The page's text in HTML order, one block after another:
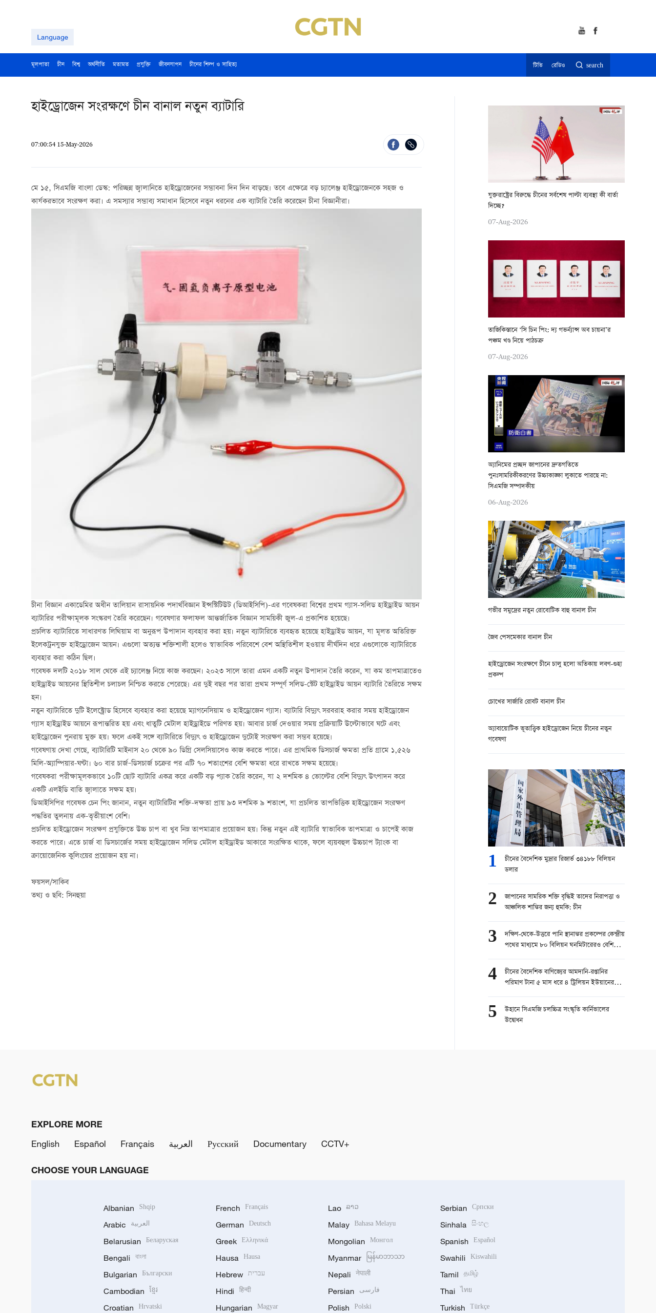
Language
মূলপাতা চীন বিশ্ব অর্থনীতি মতামত প্রযুক্তি জীবনযাপন চীনের শিল্প ও সাহিত্য টিভি রেডিও search
হাইড্রোজেন সংরক্ষণে চীন বানাল নতুন ব্যাটারি
07:00:54 15-May-2026
মে ১৫, সিএমজি বাংলা ডেস্ক: পরিচ্ছন্ন জ্বালানিতে হাইড্রোজেনের সম্ভাবনা দিন দিন বাড়ছে। তবে এক্ষেত্রে বড় চ্যালেঞ্জ হাইড্রোজেনকে সহজ ও
কার্যকরভাবে সংরক্ষণ করা। এ সমস্যার সম্ভাব্য সমাধান হিসেবে নতুন ধরনের এক ব্যাটারি তৈরি করেছেন চীনা বিজ্ঞানীরা।
চীনা বিজ্ঞান একাডেমির অধীন তালিয়ান রাসায়নিক পদার্থবিজ্ঞান ইন্সস্টিটিউট (ডিআইসিপি)-এর গবেষকরা বিশ্বের প্রথম গ্যাস-সলিড হাইড্রাইড আয়ন
ব্যাটারির পরীক্ষামূলক সংস্করণ তৈরি করেছেন। গবেষণার ফলাফল আন্তর্জাতিক বিজ্ঞান সাময়িকী জুল-এ প্রকাশিত হয়েছে।
প্রচলিত ব্যাটারিতে সাধারণত লিথিয়াম বা অনুরূপ উপাদান ব্যবহার করা হয়। নতুন ব্যাটারিতে ব্যবহৃত হয়েছে হাইড্রাইড আয়ন, যা মূলত অতিরিক্ত
ইলেকট্রনযুক্ত হাইড্রোজেন আয়ন। এগুলো অত্যন্ত শক্তিশালী হলেও স্বাভাবিক পরিবেশে বেশ অস্থিতিশীল হওয়ায় দীর্ঘদিন ধরে এগুলোকে ব্যাটারিতে
ব্যবহার করা কঠিন ছিল।
গবেষক দলটি ২০১৮ সাল থেকে এই চ্যালেঞ্জ নিয়ে কাজ করছেন। ২০২৩ সালে তারা এমন একটি নতুন উপাদান তৈরি করেন, যা কম তাপমাত্রাতেও
হাইড্রাইড আয়নের স্থিতিশীল চলাচল নিশ্চিত করতে পেরেছে। এর দুই বছর পর তারা প্রথম সম্পূর্ণ সলিড-স্টেট হাইড্রাইড আয়ন ব্যাটারি তৈরিতে সক্ষম
হন।
নতুন ব্যাটারিতে দুটি ইলেক্ট্রোড হিসেবে ব্যবহার করা হয়েছে ম্যাগনেসিয়াম ও হাইড্রোজেন গ্যাস। ব্যাটারি বিদ্যুৎ সরবরাহ করার সময় হাইড্রোজেন
গ্যাস হাইড্রাইড আয়নে রূপান্তরিত হয় এবং ধাতুটি মেটাল হাইড্রাইডে পরিণত হয়। আবার চার্জ দেওয়ার সময় প্রক্রিয়াটি উল্টোভাবে ঘটে এবং
হাইড্রোজেন পুনরায় মুক্ত হয়। ফলে একই সঙ্গে ব্যাটারিতে বিদ্যুৎ ও হাইড্রোজেন দুটোই সংরক্ষণ করা সম্ভব হয়েছে।
গবেষণায় দেখা গেছে, ব্যাটারিটি মাইনাস ২০ থেকে ৯০ ডিগ্রি সেলসিয়াসেও কাজ করতে পারে। এর প্রাথমিক ডিসচার্জ ক্ষমতা প্রতি গ্রামে ১,৫২৬
মিলি-অ্যাম্পিয়ার-ঘণ্টা। ৬০ বার চার্জ–ডিসচার্জ চক্রের পর এটি ৭০ শতাংশের বেশি ক্ষমতা ধরে রাখতে সক্ষম হয়েছে।
গবেষকরা পরীক্ষামূলকভাবে ১০টি ছোট ব্যাটারি একত্র করে একটি বড় প্যাক তৈরি করেন, যা ২ দশমিক ৪ ভোল্টের বেশি বিদ্যুৎ উৎপাদন করে
একটি এলইডি বাতি জ্বালাতে সক্ষম হয়।
ডিআইসিপির গবেষক চেন পিং জানান, নতুন ব্যাটারিটির শক্তি-দক্ষতা প্রায় ৯৩ দশমিক ৯ শতাংশ, যা প্রচলিত তাপভিত্তিক হাইড্রোজেন সংরক্ষণ
পদ্ধতির তুলনায় এক-তৃতীয়াংশ বেশি।
প্রচলিত হাইড্রোজেন সংরক্ষণ প্রযুক্তিতে উচ্চ চাপ বা খুব নিম্ন তাপমাত্রার প্রয়োজন হয়। কিন্তু নতুন এই ব্যাটারি স্বাভাবিক তাপমাত্রা ও চাপেই কাজ
করতে পারে। এতে চার্জ বা ডিসচার্জের সময় হাইড্রোজেন সলিড মেটাল হাইড্রাইড আকারে সংরক্ষিত থাকে, ফলে ব্যয়বহুল উচ্চচাপ ট্যাংক বা
ক্রায়োজেনিক কুলিংয়ের প্রয়োজন হয় না।
ফয়সল/সাকিব
তথ্য ও ছবি: সিনহুয়া
যুক্তরাষ্ট্রের বিরুদ্ধে চীনের সর্বশেষ পাল্টা ব্যবস্থা কী বার্তা
দিচ্ছে?
07-Aug-2026
তাজিকিস্তানে ‘সি চিন পিং: দ্য গভর্ন্যান্স অব চায়না’র
পঞ্চম খণ্ড নিয়ে পাঠচক্র
07-Aug-2026
অ্যানিমের প্রচ্ছদ জাপানের দ্রুতগতিতে
পুনঃসামরিকীকরণের উচ্চাকাঙ্ক্ষা লুকাতে পারছে না:
সিএমজি সম্পাদকীয়
06-Aug-2026
গভীর সমুদ্রের নতুন রোবোটিক বাহু বানাল চীন
জৈব পেসমেকার বানাল চীন
হাইড্রোজেন সংরক্ষণে চীনে চালু হলো অতিকায় লবণ-গুহা
প্রকল্প
চোখের সার্জারি রোবট বানাল চীন
অ্যাবায়োটিক ভূতাত্ত্বিক হাইড্রোজেন নিয়ে চীনের নতুন
গবেষণা
1
চীনের বৈদেশিক মুদ্রার রিজার্ভ ৩৪১৮৮ বিলিয়ন
ডলার
2
জাপানের সামরিক শক্তি বৃদ্ধিই তাদের নিরাপত্তা ও
আঞ্চলিক শান্তির জন্য হুমকি: চীন
3
দক্ষিণ-থেকে-উত্তরে পানি স্থানান্তর প্রকল্পের কেন্দ্রীয়
পথের মাধ্যমে ৮০ বিলিয়ন ঘনমিটারেরও বেশি
4
চীনের বৈদেশিক বাণিজ্যের আমদানি-রপ্তানির
পরিমাণ টানা ৫ মাস ধরে ৪ ট্রিলিয়ন ইউয়ানের
5
উহানে সিএমজি চলচ্চিত্র সংস্কৃতি কার্নিভালের
উদ্বোধন
EXPLORE MORE
English
Español Français العربية Русский Documentary CCTV+
CHOOSE YOUR LANGUAGE
Albanian Shqip
Arabic العربية
Belarusian Беларуская
Bengali বাংলা
Bulgarian Български
Cambodian ខ្មែរ
Croatian Hrvatski
French Français
German Deutsch
Greek Ελληνικά
Hausa Hausa
Hebrew עברית
Hindi हिन्दी
Hungarian Magyar
Lao ລາວ
Malay Bahasa Melayu
Mongolian Монгол
Myanmar မြန်မာဘာသာ
Nepali नेपाली
Persian فارسی
Polish Polski
Serbian Српски
Sinhala සිංහල
Spanish Español
Swahili Kiswahili
Tamil தமிழ்
Thai ไทย
Turkish Türkçe